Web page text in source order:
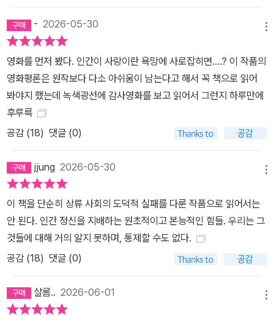
- 2026-05-30
영화를 먼저 봤다. 인간이 사랑이란 욕망에 사로잡히면….? 이 작품의
영화평론은 원작보다 다소 아쉬움이 남는다고 해서 꼭 책으로 읽어
봐야지 했는데 녹색광선에 감사영화를 보고 읽어서 그런지 하루만에
후루륵
공감 (18) 댓글 (0)
jjung 2026-05-30
이 책을 단순히 상류 사회의 도덕적 실패를 다룬 작품으로 읽어서는
안 된다. 인간 정신을 지배하는 원초적이고 본능적인 힘들. 우리는 그
것들에 대해 거의 알지 못하며, 통제할 수도 없다.
공감 (18) 댓글 (0)
샬롬.. 2026-06-01